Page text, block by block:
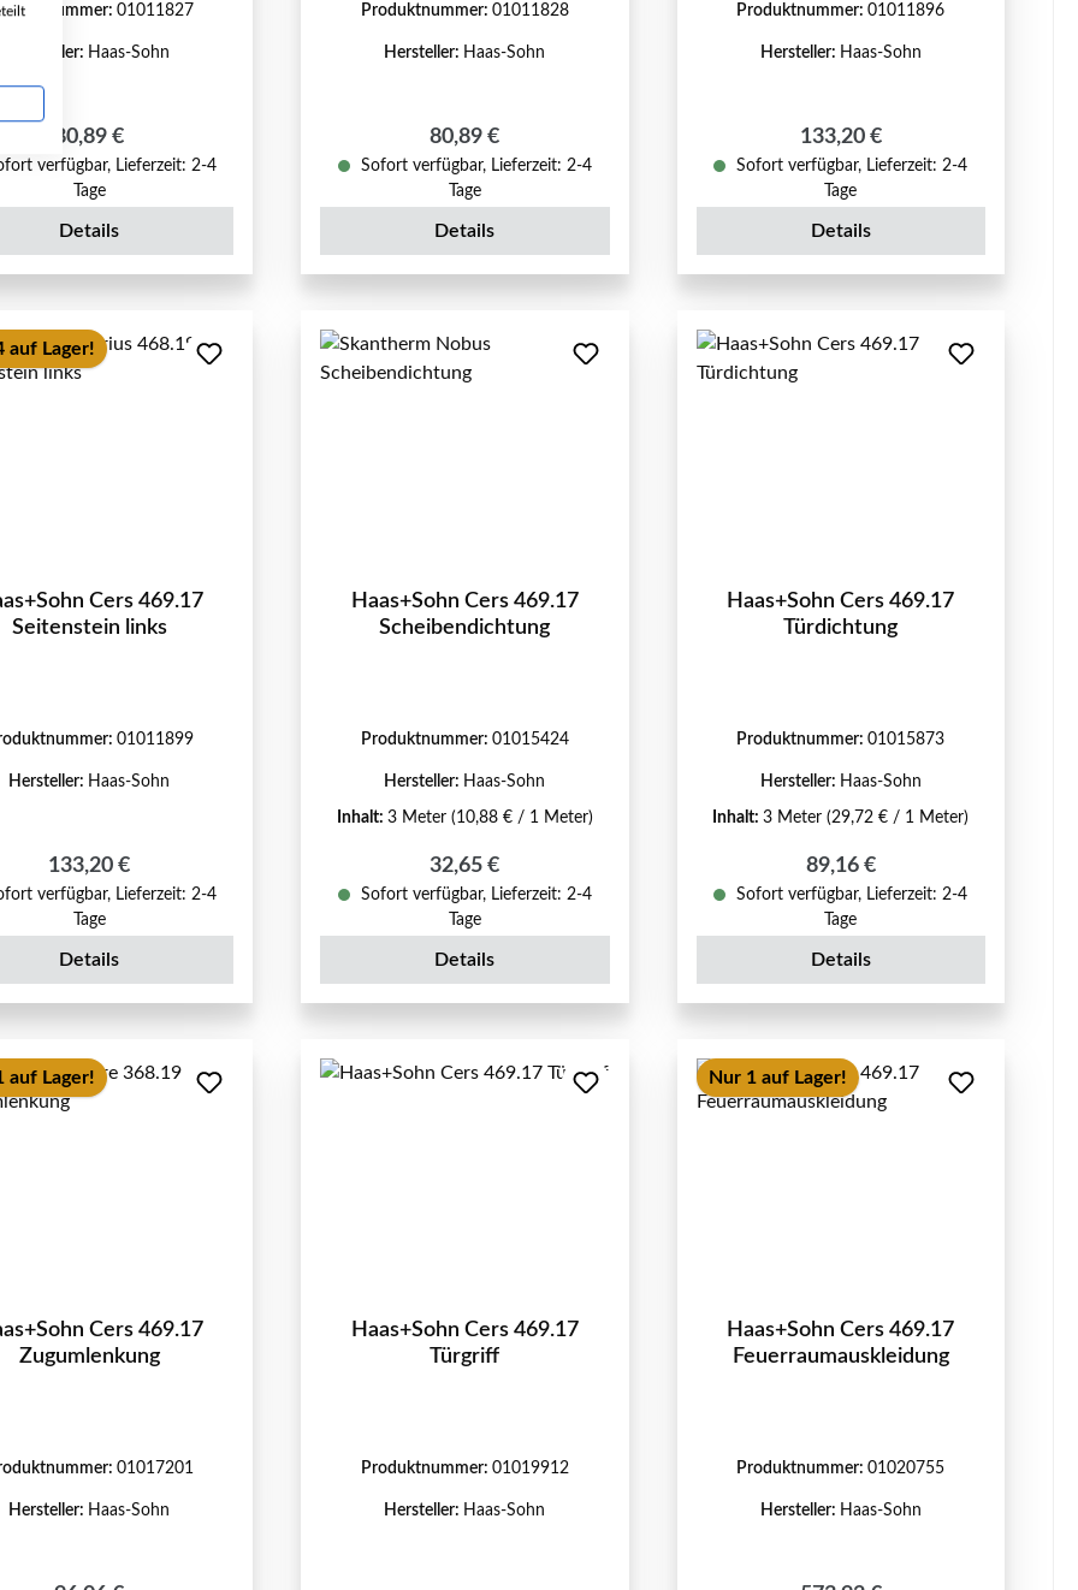
01011827
Hersteller: Haas-Sohn
Regulärer Preis:
80,89 €
verfügbar, Lieferzeit: 2-4
Tage
Details
Produktnummer: 01011828
Hersteller: Haas-Sohn
Regulärer Preis:
80,89 €
Sofort verfügbar, Lieferzeit: 2-4
Tage
Details
Produktnummer:01011896
Hersteller: Haas-Sohn
Regulärer Preis:
133,20 €
Sofort verfügbar, Lieferzeit: 2-4
Tage
Details
auf Lager!
Cers 469.17
Seitenstein links
01011899
Hersteller: Haas-Sohn
Regulärer Preis:
133,20 €
verfügbar, Lieferzeit: 2-4
Tage
Details
Haas+Sohn Cers 469.17
Scheibendichtung
Produktnummer: 01015424
Hersteller: Haas-Sohn
Inhalt: 3 Meter (10,88 € / 1 Meter)
Regulärer Preis:
32,65 €
Sofort verfügbar, Lieferzeit: 2-4
Tage
Details
Haas+Sohn Cers 469.17
Türdichtung
Produktnummer:01015873
Hersteller: Haas-Sohn
Inhalt:3 Meter(29,72 € / 1 Meter)
Regulärer Preis:
89,16 €
Sofort verfügbar, Lieferzeit: 2-4
Tage
Details
auf Lager!
Cers 469.17
Zugumlenkung
01017201
Hersteller: Haas-Sohn
Haas+Sohn Cers 469.17
Türgriff
Produktnummer: 01019912
Hersteller: Haas-Sohn
Nur 1 auf Lager!
Haas+Sohn Cers 469.17
Feuerraumauskleidung
Produktnummer:01020755
Hersteller: Haas-Sohn